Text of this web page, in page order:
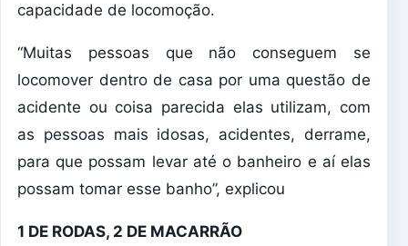
capacidade de locomoção.
“Muitas pessoas que não conseguem se
locomover dentro de casa por uma questão de
acidente ou coisa parecida elas utilizam, com
as pessoas mais idosas, acidentes, derrame,
para que possam levar até o banheiro e aí elas
possam tomar esse banho”, explicou
1 DE RODAS, 2 DE MACARRÃO